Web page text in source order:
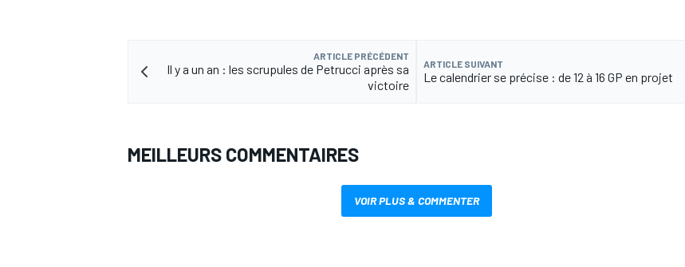
ARTICLE PRÉCÉDENT
Il y a un an : les scrupules de Petrucci après sa
victoire
ARTICLE SUIVANT
Le calendrier se précise : de 12 à 16 GP en projet
MEILLEURS COMMENTAIRES
VOIR PLUS & COMMENTER